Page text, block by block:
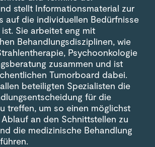
stellt Informationsmaterial zur
auf die individuellen Bedürfnisse
Sie arbeitet eng mit
Behandlungsdisziplinen, wie
Psychoonkologie
zusammen und ist
Tumorboard dabei.
beteiligten Spezialisten die
für die
treffen, um so einen möglichst
an den Schnittstellen zu
die medizinische Behandlung